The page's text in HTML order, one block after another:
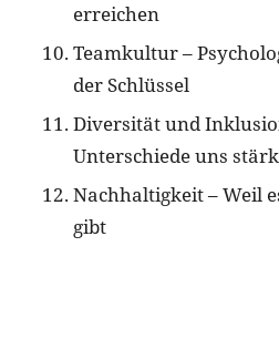
erreichen
Teamkultur –
der Schlüssel
Diversität und
Unterschiede uns
Nachhaltigkeit – Weil
gibt